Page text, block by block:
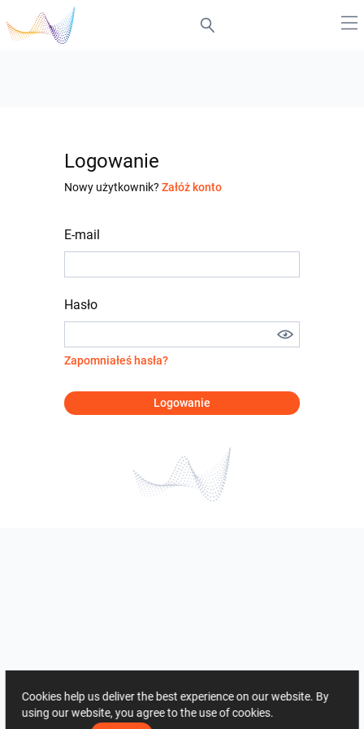
Logowanie
Nowy użytkownik? Załóż konto
E-mail
Hasło
Zapomniałeś hasła?
Logowanie
Cookies help us deliver the best experience on our website. By
using our website, you agree to the use of cookies.